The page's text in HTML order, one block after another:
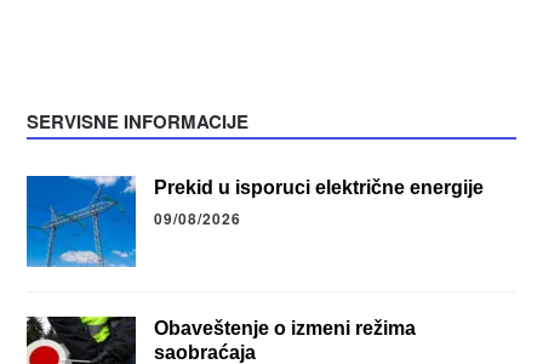
SERVISNE INFORMACIJE
Prekid u isporuci električne energije
09/08/2026
Obaveštenje o izmeni režima
saobraćaja